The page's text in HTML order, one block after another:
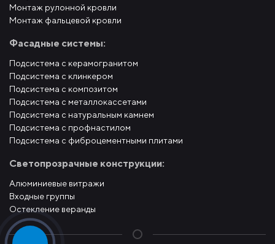
Монтаж рулонной кровли
Монтаж фальцевой кровли
Фасадные системы:
Подсистема с керамогранитом
Подсистема с клинкером
Подсистема с композитом
Подсистема с металлокассетами
Подсистема с натуральным камнем
Подсистема с профнастилом
Подсистема с фиброцементными плитами
Светопрозрачные конструкции:
Алюминиевые витражи
Входные группы
Остекление веранды